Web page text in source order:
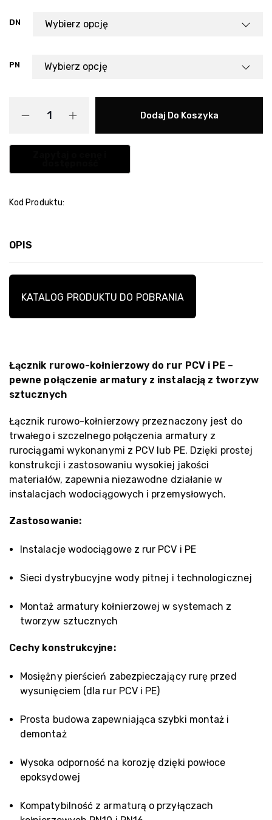
DN
PN
Dodaj Do Koszyka
Kod Produktu:
OPIS
KATALOG PRODUKTU DO POBRANIA
Łącznik rurowo-kołnierzowy do rur PCV i PE –
pewne połączenie armatury z instalacją z tworzyw
sztucznych
Łącznik rurowo-kołnierzowy przeznaczony jest do
trwałego i szczelnego połączenia armatury z
rurociągami wykonanymi z PCV lub PE. Dzięki prostej
konstrukcji i zastosowaniu wysokiej jakości
materiałów, zapewnia niezawodne działanie w
instalacjach wodociągowych i przemysłowych.
Zastosowanie:
Instalacje wodociągowe z rur PCV i PE
Sieci dystrybucyjne wody pitnej i technologicznej
Montaż armatury kołnierzowej w systemach z
tworzyw sztucznych
Cechy konstrukcyjne:
Mosiężny pierścień zabezpieczający rurę przed
wysunięciem (dla rur PCV i PE)
Prosta budowa zapewniająca szybki montaż i
demontaż
Wysoka odporność na korozję dzięki powłoce
epoksydowej
Kompatybilność z armaturą o przyłączach